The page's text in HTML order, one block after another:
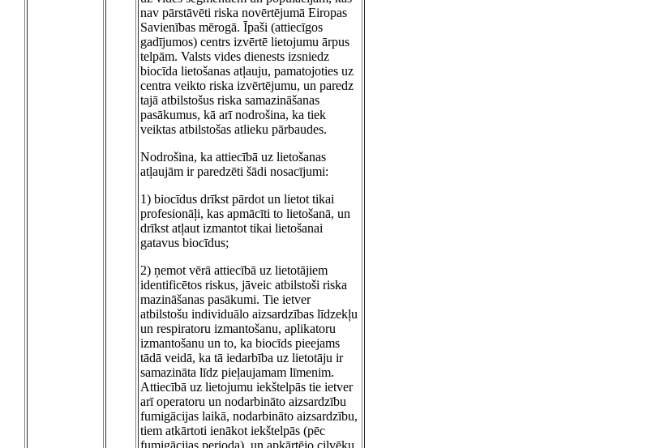
nav pārstāvēti riska novērtējumā Eiropas
Savienības mērogā. Īpaši (attiecīgos
gadījumos) centrs izvērtē lietojumu ārpus
telpām. Valsts vides dienests izsniedz
biocīda lietošanas atļauju, pamatojoties uz
centra veikto riska izvērtējumu, un paredz
tajā atbilstošus riska samazināšanas
pasākumus, kā arī nodrošina, ka tiek
veiktas atbilstošas atlieku pārbaudes.
Nodrošina, ka attiecībā uz lietošanas
atļaujām ir paredzēti šādi nosacījumi:
1) biocīdus drīkst pārdot un lietot tikai
profesionāļi, kas apmācīti to lietošanā, un
drīkst atļaut izmantot tikai lietošanai
gatavus biocīdus;
2) ņemot vērā attiecībā uz lietotājiem
identificētos riskus, jāveic atbilstoši riska
mazināšanas pasākumi. Tie ietver
atbilstošu individuālo aizsardzības līdzekļu
un respiratoru izmantošanu, aplikatoru
izmantošanu un to, ka biocīds pieejams
tādā veidā, ka tā iedarbība uz lietotāju ir
samazināta līdz pieļaujamam līmenim.
Attiecībā uz lietojumu iekštelpās tie ietver
arī operatoru un nodarbināto aizsardzību
fumigācijas laikā, nodarbināto aizsardzību,
tiem atkārtoti ienākot iekštelpās (pēc